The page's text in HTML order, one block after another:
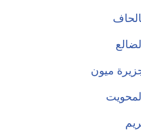
ميون